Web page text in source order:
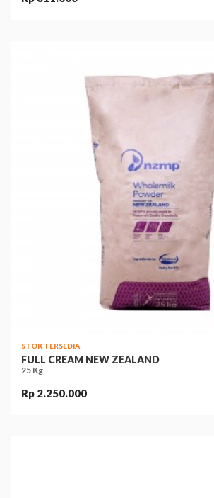
STOK TERSEDIA
FULL CREAM NEW ZEALAND
25 Kg
Rp 2.250.000